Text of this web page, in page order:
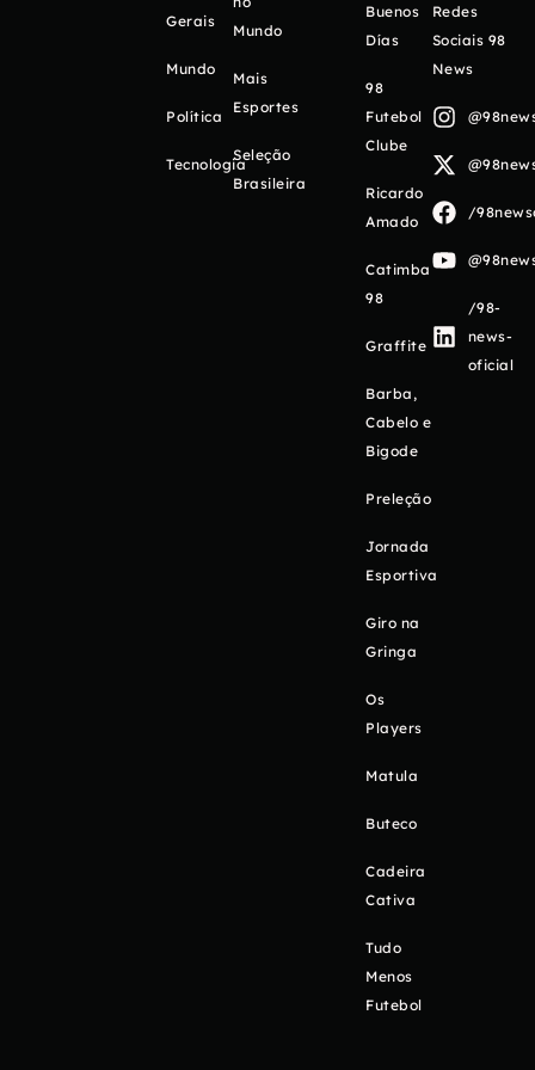
Gerais
Mundo
Política
Tecnologia
Mundo
Mais
Esportes
Seleção
Brasileira
Buenos
Días
98
Futebol
Clube
Ricardo
Amado
Catimba
98
Graffite
Barba,
Cabelo e
Bigode
Preleção
Jornada
Esportiva
Giro na
Gringa
Os
Players
Matula
Buteco
Cadeira
Cativa
Tudo
Menos
Futebol
Redes
Sociais 98
News
/
/98-
news-
oficial